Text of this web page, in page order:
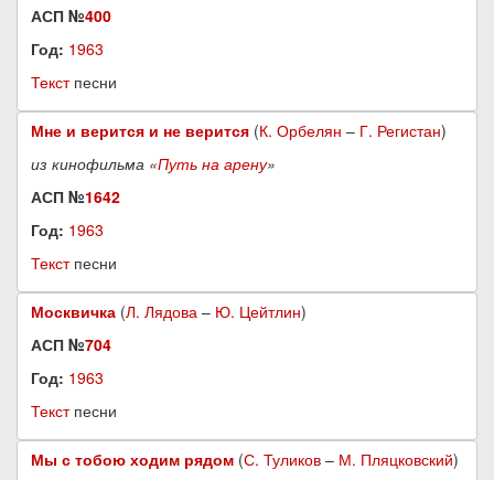
АСП №400
Год: 1963
Текстпесни
Мне и верится и не верится (К. Орбелян – Г. Регистан)
из кинофильма «Путь на арену»
АСП №1642
Год: 1963
Текстпесни
Москвичка (Л. Лядова – Ю. Цейтлин)
АСП №704
Год: 1963
Текстпесни
Мы с тобою ходим рядом (С. Туликов – М. Пляцковский)